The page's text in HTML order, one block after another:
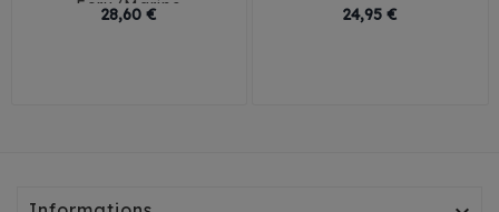
Ecru/Marine
28,60 € T23-26
T35-38
24,95 €